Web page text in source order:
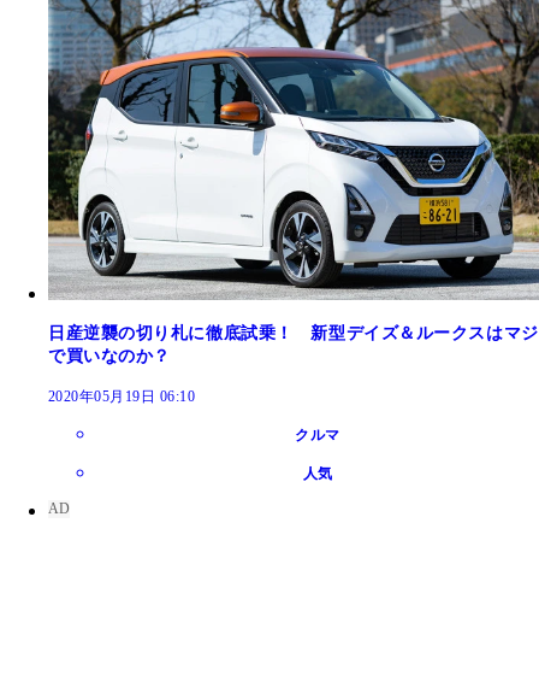
日産逆襲の切り札に徹底試乗！ 新型デイズ＆ルークスはマジ
で買いなのか？
2020年05月19日 06:10
クルマ
人気